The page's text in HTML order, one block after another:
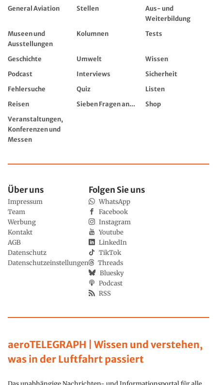
General Aviation
Stellen
Aus- und
Weiterbildung
Museen und
Ausstellungen
Kolumnen Tests
Geschichte Umwelt
Wissen
Podcast
Interviews
Sicherheit
Fehlersuche
Quiz
Listen
Reisen
Sieben Fragen an...
Shop
Veranstaltungen,
Konferenzen und
Messen
aeroTELEGRAPH | Wissen und verstehen,
was in der Luftfahrt passiert
Über uns
Impressum
Team
Werbung
Kontakt
AGB
Datenschutz
Datenschutzeinstellungen
Folgen Sie uns
WhatsApp
Facebook
Instagram
Youtube
LinkedIn
TikTok
Threads
Bluesky
Podcast
RSS